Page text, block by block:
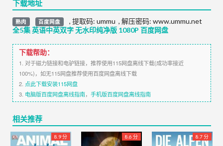
下载地址
熟肉 百度网盘
全5集 英语中英双字 无水印纯净版 1080P 百度网盘
, 提取码: ummu , 解压密码: www.ummu.net
下载帮助：
1. 对于磁力链接和电驴链接，推荐使用115网盘离线下载(成功率接近
100%)，如无115网盘推荐使用百度网盘离线下载
2. 点此下载安装115网盘
3. 电脑版百度网盘离线指南， 手机版百度网盘离线指南
相关推荐
8.9 分 8.6 分 8.7 分